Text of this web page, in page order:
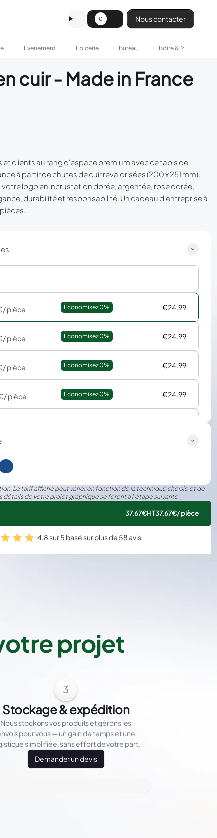
0 Nous contacter
Evenement Epicerie Bureau Boire & Manger
cuir - Made in France
et clients au rang d'espace premium avec ce tapis de
à partir de chutes de cuir revalorisées (200 x 251 mm).
logo en incrustation dorée, argentée, rose dorée,
durabilité et responsabilité. Un cadeau d'entreprise à
/ pièce Économisez 0% €24.99
/ pièce Économisez 0% €24.99
/ pièce Économisez 0% €24.99
/ pièce Économisez 0% €24.99
/ pièce
€24.99
/ pièce Économisez 0%
Économisez 0%
Le tarif affiché peut varier en fonction de la technique choisie et de
détails de votre projet graphique se feront à l’étape suivante.
37,67€HT37,67€/ pièce
4,8 sur 5 basé sur plus de 58 avis
projet
3
Stockage & expédition
Nous stockons vos produits et gérons les
pour vous — un gain de temps et une
simplifiée, sans effort de votre part.
Demander un devis